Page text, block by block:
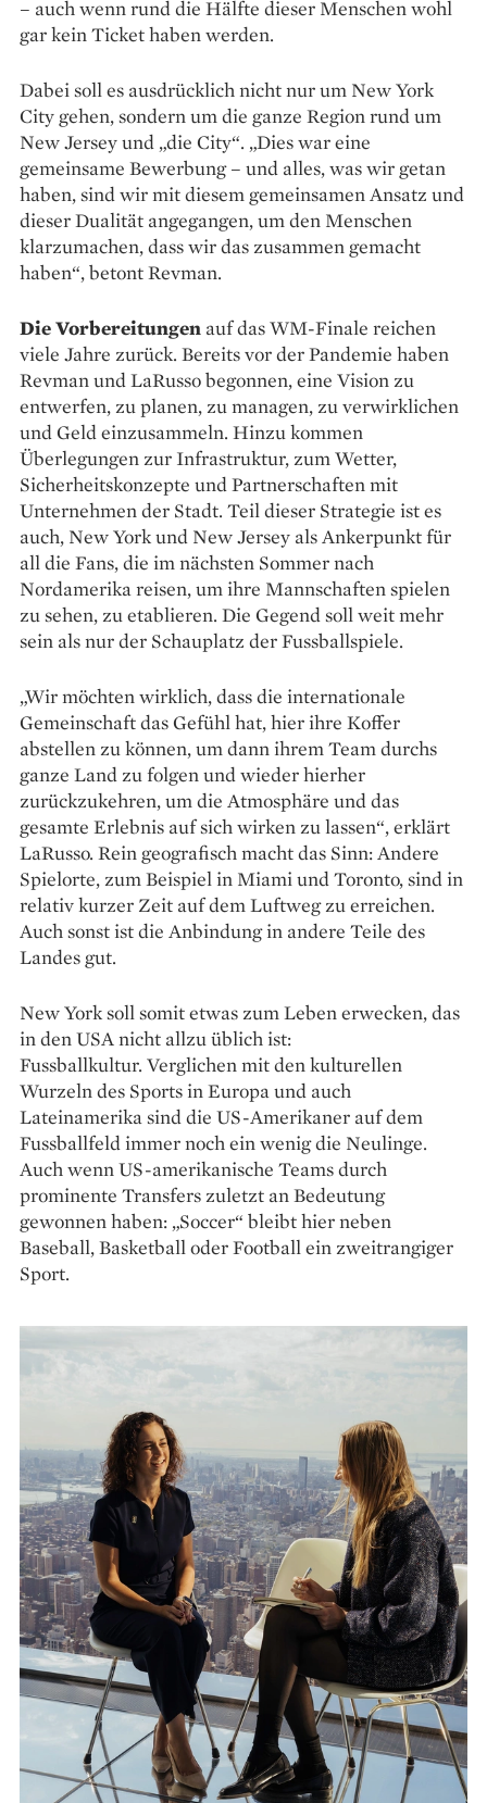
– auch wenn rund die Hälfte dieser Menschen wohl
gar kein Ticket haben werden.
Dabei soll es ausdrücklich nicht nur um New York
City gehen, sondern um die ganze Region rund um
New Jersey und „die City“. „Dies war eine
gemeinsame Bewerbung – und alles, was wir getan
haben, sind wir mit diesem gemeinsamen Ansatz und
dieser Dualität angegangen, um den Menschen
klarzumachen, dass wir das zusammen gemacht
haben“, betont Revman.
Die Vorbereitungen auf das WM-Finale reichen
viele Jahre zurück. Bereits vor der Pandemie haben
Revman und LaRusso begonnen, eine Vision zu
entwerfen, zu planen, zu managen, zu verwirklichen
und Geld einzusammeln. Hinzu kommen
Überlegungen zur Infrastruktur, zum Wetter,
Sicherheitskonzepte und Partnerschaften mit
Unternehmen der Stadt. Teil dieser Strategie ist es
auch, New York und New Jersey als Ankerpunkt für
all die Fans, die im nächsten Sommer nach
Nordamerika reisen, um ihre Mannschaften spielen
zu sehen, zu etablieren. Die Gegend soll weit mehr
sein als nur der Schauplatz der Fussballspiele.
„Wir möchten wirklich, dass die inter­nationale
Gemeinschaft das Gefühl hat, hier ihre Koffer
abstellen zu können, um dann ihrem Team durchs
ganze Land zu folgen und wieder hierher
zurückzukehren, um die Atmosphäre und das
gesamte Erlebnis auf sich wirken zu lassen“, erklärt
LaRusso. Rein geografisch macht das Sinn: Andere
Spielorte, zum Beispiel in Miami und Toronto, sind in
relativ kurzer Zeit auf dem Luftweg zu erreichen.
Auch sonst ist die Anbindung in andere Teile des
Landes gut.
New York soll somit etwas zum Leben erwecken, das
in den USA nicht allzu üblich ist:
Fussballkultur. Verglichen mit den kulturellen
Wurzeln des Sports in Europa und auch
Lateinamerika sind die US-Amerikaner auf dem
Fussballfeld immer noch ein wenig die Neulinge.
Auch wenn US-amerikanische Teams durch
prominente Transfers zuletzt an Bedeutung
gewonnen haben: „Soccer“ bleibt hier neben
Baseball, Basketball oder Football ein zweitrangiger
Sport.